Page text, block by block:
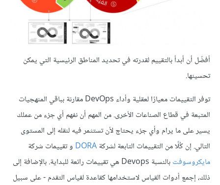
أفضّل أن أبدأ بالتقييم لقدرته في تحديد المناطق الرئيسية التي يمكن
تحسينها.
توفر التقييمات معيارًا لعقلية وأداء DevOps مقارنة بباقي المنهجيات
المتبعة في قطاع الصناعات الأخرى. من المهم أن نفهم أي جزء من عملك
يسير على ما يرام وأي جزء يحتاج لأن تستثمر فيه لنقله إلى المستوى
التالي. إن كُلًا من التقييمات التابعة لشركةDORA و تقييمات شركة
مايكروسوفت
بالنسبة Devops هي تقييمات رائعة للبداية. بالإضافة إلى
ذلك، إجمع أدوات القياس لاستخدامها كقاعدة لقياس التقدم - على سبيل